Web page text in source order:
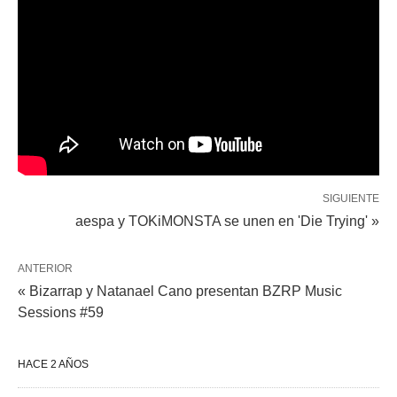
SIGUIENTE
aespa y TOKiMONSTA se unen en 'Die Trying' »
ANTERIOR
« Bizarrap y Natanael Cano presentan BZRP Music
Sessions #59
HACE 2 AÑOS